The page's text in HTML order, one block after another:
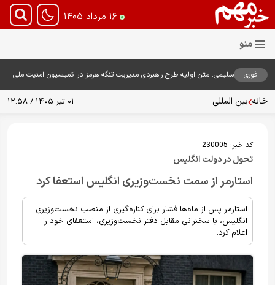
۱۶ مرداد ۱۴۰۵
فوری
سلیمی: متن اولیه طرح راهبردی مدیریت تنگه هرمز در کمیسیون امنیت ملی
خانه بین المللی ۰۱ تیر ۱۴۰۵ / ۱۲:۵۸
کد خبر: 230005
تحول در دولت انگلیس
استارمر از سمت نخست‌وزیری انگلیس استعفا کرد
استارمر پس از ماه‌ها فشار برای کناره‌گیری از منصب نخست‌وزیری
انگلیس، با سخنرانی مقابل دفتر نخست‌وزیری، استعفای خود را
اعلام کرد.